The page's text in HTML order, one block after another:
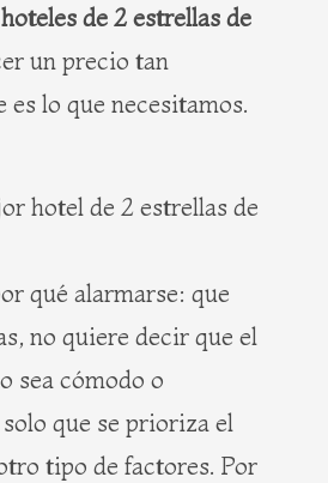
de 2 estrellas de
un precio tan
es lo que necesitamos.
hotel de 2 estrellas de
qué alarmarse: que
no quiere decir que el
sea cómodo o
que se prioriza el
tipo de factores. Por